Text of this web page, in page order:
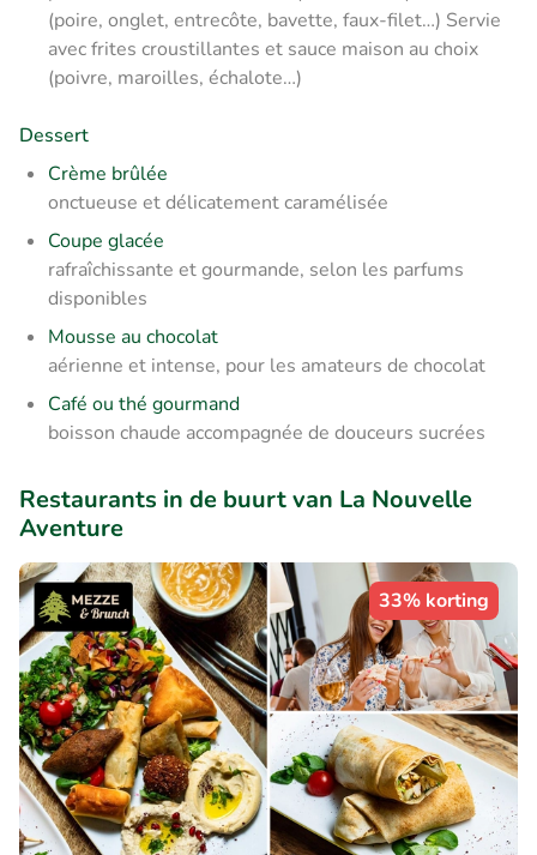
(poire, onglet, entrecôte, bavette, faux-filet…) Servie
avec frites croustillantes et sauce maison au choix
(poivre, maroilles, échalote…)
Dessert
Crème brûlée
onctueuse et délicatement caramélisée
Coupe glacée
rafraîchissante et gourmande, selon les parfums
disponibles
Mousse au chocolat
aérienne et intense, pour les amateurs de chocolat
Café ou thé gourmand
boisson chaude accompagnée de douceurs sucrées
Restaurants in de buurt van La Nouvelle
Aventure
33% korting